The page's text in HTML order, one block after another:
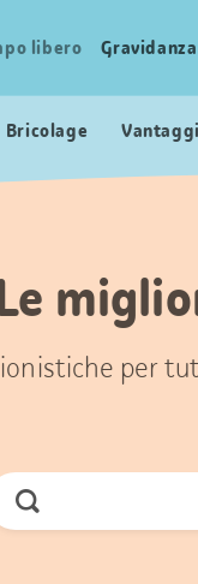
libero Gravidanza
Bricolage
per
Cerca